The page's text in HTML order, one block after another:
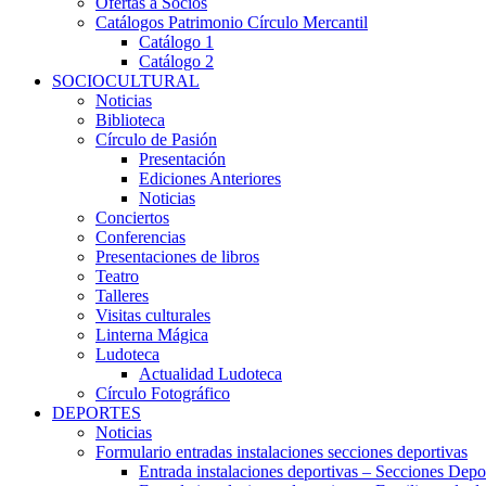
Catálogos Patrimonio Círculo Mercantil
Catálogo 1
Catálogo 2
SOCIOCULTURAL
Noticias
Biblioteca
Círculo de Pasión
Presentación
Ediciones Anteriores
Noticias
Conciertos
Conferencias
Presentaciones de libros
Teatro
Talleres
Visitas culturales
Linterna Mágica
Ludoteca
Actualidad Ludoteca
Círculo Fotográfico
DEPORTES
Noticias
Formulario entradas instalaciones secciones deportivas
Entrada instalaciones deportivas – Secciones